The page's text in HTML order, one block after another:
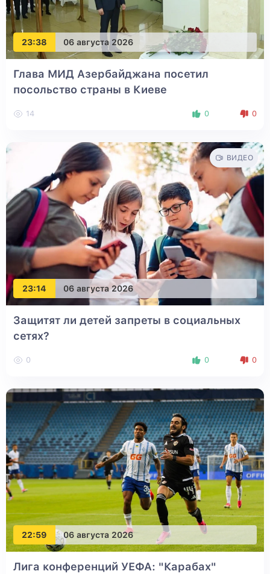
23:38 06 августа 2026
Глава МИД Азербайджана посетил
посольство страны в Киеве
14 0 0
23:14 06 августа 2026
ВИДЕО
Защитят ли детей запреты в социальных
сетях?
0 0 0
22:59 06 августа 2026
Лига конференций УЕФА: "Карабах"